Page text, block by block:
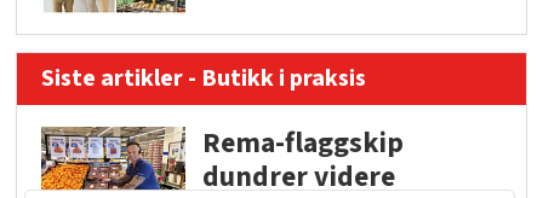
Siste artikler - Butikk i praksis
Rema-flaggskip
dundrer videre